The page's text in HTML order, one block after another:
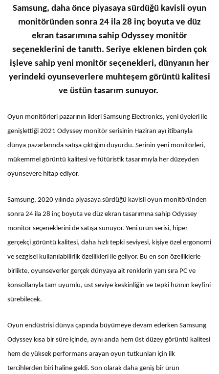
Samsung, daha önce piyasaya sürdüğü kavisli oyun
monitöründen sonra 24 ila 28 inç boyuta ve düz
ekran tasarımına sahip Odyssey monitör
seçeneklerini de tanıttı. Seriye eklenen birden çok
işleve sahip yeni monitör seçenekleri, dünyanın her
yerindeki oyunseverlere muhteşem görüntü kalitesi
ve üstün tasarım sunuyor.
Oyun monitörleri pazarının lideri Samsung Electronics, yeni üyeleri ile
genişlettiği 2021 Odyssey monitör serisinin Haziran ayı itibarıyla
dünya pazarlarında satışa çıktığını duyurdu. Serinin yeni monitörleri,
mükemmel görüntü kalitesi ve fütüristik tasarımıyla her düzeyden
oyunsevere hitap ediyor.
Samsung, 2020 yılında piyasaya sürdüğü kavisli oyun monitöründen
sonra 24 ila 28 inç boyuta ve düz ekran tasarımına sahip Odyssey
monitör seçeneklerini de satışa sunuyor. Yeni ürün serisi, hiper-
gerçekçi görüntü kalitesi, daha hızlı tepki seviyesi, kişiye özel ergonomi
ve sezgisel kullanılabilirlik özellikleri ile geliyor. Bu en son özelliklerle
birlikte, oyunseverler gerçek dünyaya ait renklerin yanı sıra PC ve
konsollarıyla tam uyumlu, üst seviye keskinliğin ve tepki hızının keyfini
sürebilecek.
Oyun endüstrisi dünya çapında büyümeye devam ederken Samsung
Odyssey kısa bir süre içinde, aynı anda hem üst düzey görüntü kalitesi
hem de yüksek performans arayan oyun tutkunları için ilk
tercihlerden biri haline geldi. Son olarak daha geniş bir ürün